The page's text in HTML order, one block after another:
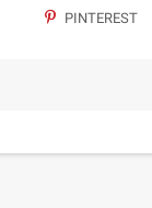
PINTEREST